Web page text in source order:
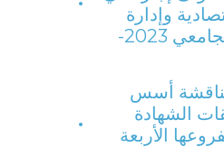
وإدارة
الأعمال للعام الجامعي 2023-
أسس
الشهادة
الأربعة